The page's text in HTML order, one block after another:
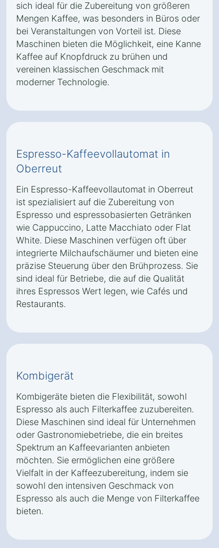
sich ideal für die Zubereitung von größeren
Mengen Kaffee, was besonders in Büros oder
bei Veranstaltungen von Vorteil ist. Diese
Maschinen bieten die Möglichkeit, eine Kanne
Kaffee auf Knopfdruck zu brühen und
vereinen klassischen Geschmack mit
moderner Technologie.
Espresso-Kaffeevollautomat in
Oberreut
Ein Espresso-Kaffeevollautomat in Oberreut
ist spezialisiert auf die Zubereitung von
Espresso und espressobasierten Getränken
wie Cappuccino, Latte Macchiato oder Flat
White. Diese Maschinen verfügen oft über
integrierte Milchaufschäumer und bieten eine
präzise Steuerung über den Brühprozess. Sie
sind ideal für Betriebe, die auf die Qualität
ihres Espressos Wert legen, wie Cafés und
Restaurants.
Kombigerät
Kombigeräte bieten die Flexibilität, sowohl
Espresso als auch Filterkaffee zuzubereiten.
Diese Maschinen sind ideal für Unternehmen
oder Gastronomiebetriebe, die ein breites
Spektrum an Kaffeevarianten anbieten
möchten. Sie ermöglichen eine größere
Vielfalt in der Kaffeezubereitung, indem sie
sowohl den intensiven Geschmack von
Espresso als auch die Menge von Filterkaffee
bieten.